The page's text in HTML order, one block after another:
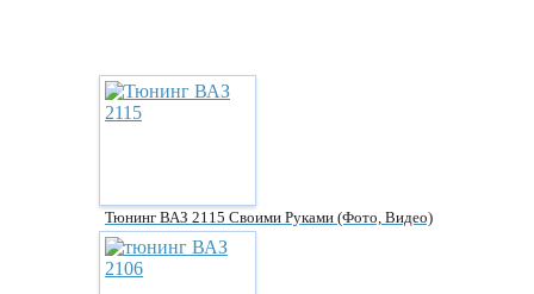
Тюнинг ВАЗ 2115 Своими Руками (фото, Видео)